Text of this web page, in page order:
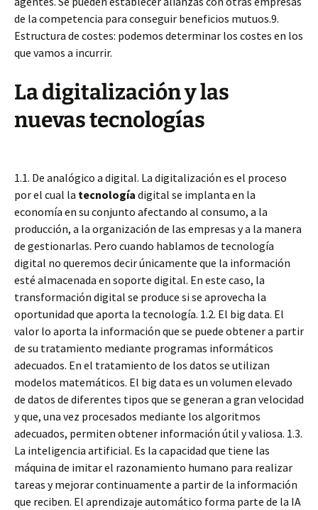
de la competencia para conseguir beneficios mutuos.9.
Estructura de costes: podemos determinar los costes en los
que vamos a incurrir.
La digitalización y las
nuevas tecnologías
1.1. De analógico a digital. La digitalización es el proceso
por el cual la tecnología digital se implanta en la
economía en su conjunto afectando al consumo, a la
producción, a la organización de las empresas y a la manera
de gestionarlas. Pero cuando hablamos de tecnología
digital no queremos decir únicamente que la información
esté almacenada en soporte digital. En este caso, la
transformación digital se produce si se aprovecha la
oportunidad que aporta la tecnología. 1.2. El big data. El
valor lo aporta la información que se puede obtener a partir
de su tratamiento mediante programas informáticos
adecuados. En el tratamiento de los datos se utilizan
modelos matemáticos. El big data es un volumen elevado
de datos de diferentes tipos que se generan a gran velocidad
y que, una vez procesados mediante los algoritmos
adecuados, permiten obtener información útil y valiosa. 1.3.
La inteligencia artificial. Es la capacidad que tiene las
máquina de imitar el razonamiento humano para realizar
tareas y mejorar continuamente a partir de la información
que reciben. El aprendizaje automático forma parte de la IA